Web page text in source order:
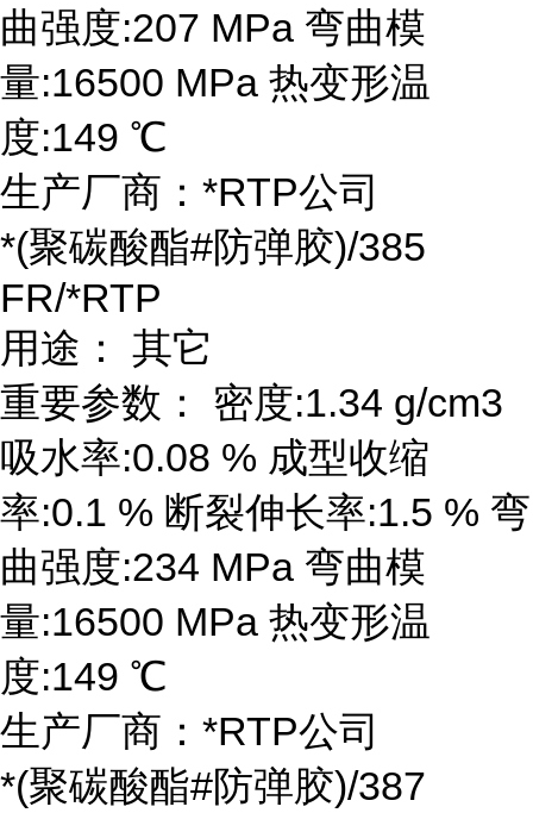
曲强度:207 MPa 弯曲模
量:16500 MPa 热变形温
度:149 ℃
生产厂商：*RTP公司
*(聚碳酸酯#防弹胶)/385
FR/*RTP
用途： 其它
重要参数： 密度:1.34 g/cm3
吸水率:0.08 % 成型收缩
率:0.1 % 断裂伸长率:1.5 % 弯
曲强度:234 MPa 弯曲模
量:16500 MPa 热变形温
度:149 ℃
生产厂商：*RTP公司
*(聚碳酸酯#防弹胶)/387